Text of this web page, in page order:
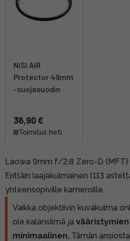
NiSi AIR
Protector 49mm
-suojasuodin
36,90 €
Toimitus heti
Laowa 9mm f/2.8 Zero-D (MFT)
Erittäin laajakulmainen (113
yhteensopiville kameroille.
Vaikka objektiivin kuvakulma
ole kalansilmä ja
minimaalinen. Tämän